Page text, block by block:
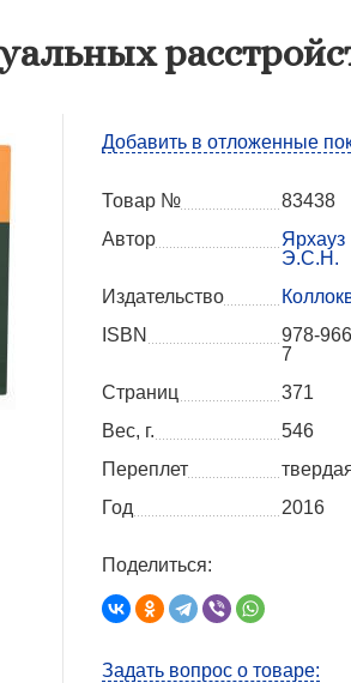
Добавить в отложенные
Товар №
83438
Автор
Э.С.Н.
Издательство
ISBN
978-
7
Страниц
371
Вес, г.
546
Переплет
Год
2016
Поделиться:
Задать вопрос о товаре: